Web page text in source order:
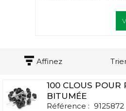
Affinez
100 CLOUS POUR
BITUMÉE
Référence : 9125872